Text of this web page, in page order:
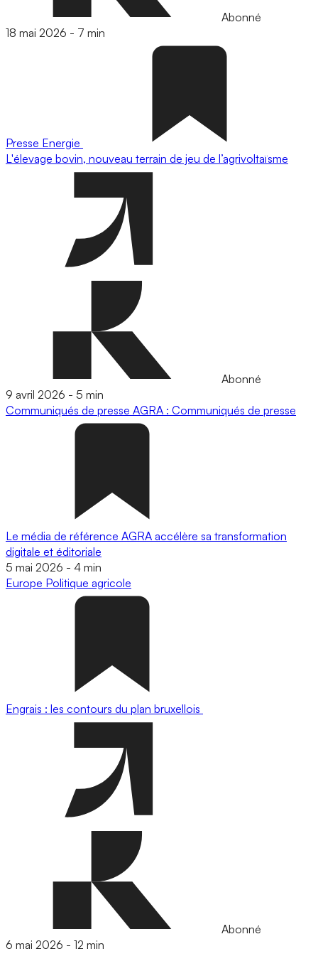
Abonné
18 mai 2026 - 7 min
Presse Energie
L'élevage bovin, nouveau terrain de jeu de l’agrivoltaïsme
Abonné
9 avril 2026 - 5 min
Communiqués de presse AGRA : Communiqués de presse
Le média de référence AGRA accélère sa transformation
digitale et éditoriale
5 mai 2026 - 4 min
Europe Politique agricole
Engrais : les contours du plan bruxellois
Abonné
6 mai 2026 - 12 min